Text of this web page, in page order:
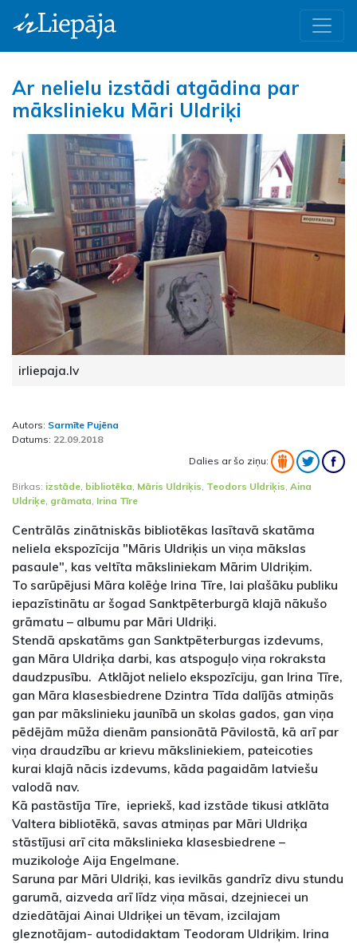
Ar nelielu izstādi atgādina par
mākslinieku Māri Uldriķi
irliepaja.lv
Autors: Sarmīte Pujēna
Datums: 22.09.2018
Dalies ar šo ziņu:
Birkas: izstāde, bibliotēka, Māris Uldriķis, Teodors Uldriķis, Aina
Uldriķe, grāmata, Irina Tīre
Centrālās zinātniskās bibliotēkas lasītavā skatāma
neliela ekspozīcija "Māris Uldriķis un viņa mākslas
pasaule", kas veltīta māksliniekam Mārim Uldriķim.
To sarūpējusi Māra kolēģe Irina Tīre, lai plašāku publiku
iepazīstinātu ar šogad Sanktpēterburgā klajā nākušo
grāmatu – albumu par Māri Uldriķi.
Stendā apskatāms gan Sanktpēterburgas izdevums,
gan Māra Uldriķa darbi, kas atspoguļo viņa rokraksta
daudzpusību. Atklājot nelielo ekspozīciju, gan Irina Tīre,
gan Māra klasesbiedrene Dzintra Tīda dalījās atmiņās
gan par mākslinieku jaunībā un skolas gados, gan viņa
pēdējām mūža dienām pansionātā Pāvilostā, kā arī par
viņa draudzību ar krievu māksliniekiem, pateicoties
kurai klajā nācis izdevums, kāda pagaidām latviešu
valodā nav.
Kā pastāstīja Tīre, iepriekš, kad izstāde tikusi atklāta
Valtera bibliotēkā, savas atmiņas par Māri Uldriķa
stāstījusi arī cita mākslinieka klasesbiedrene –
muzikoloģe Aija Engelmane.
Saruna par Māri Uldriķi, kas ievilkās gandrīz divu stundu
garumā, aizveda arī līdz viņa māsai, dzejniecei un
dziedātājai Ainai Uldriķei un tēvam, izcilajam
gleznotājam- autodidaktam Teodoram Uldriķim. Irina